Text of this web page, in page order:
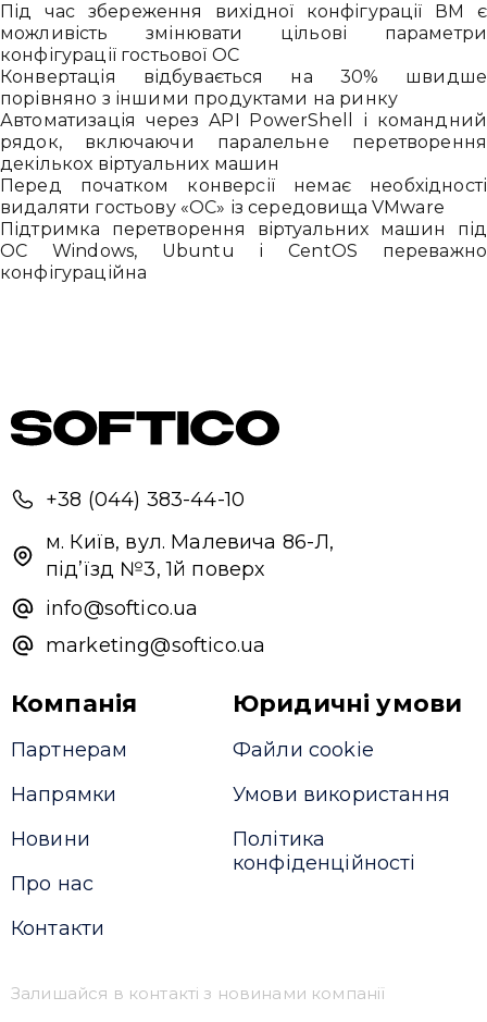
Під час збереження вихідної конфігурації ВМ є
можливість змінювати цільові параметри
конфігурації гостьової ОС
Конвертація відбувається на 30% швидше
порівняно з іншими продуктами на ринку
Автоматизація через API PowerShell і командний
рядок, включаючи паралельне перетворення
декількох віртуальних машин
Перед початком конверсії немає необхідності
видаляти гостьову «ОС» із середовища VMware
Підтримка перетворення віртуальних машин під
ОС Windows, Ubuntu і CentOS переважно
конфігураційна
+38 (044) 383-44-10
м. Київ, вул. Малевича 86-Л,
під’їзд №3, 1й поверх
info@softico.ua
marketing@softico.ua
Компанія
Партнерам
Напрямки
Новини
Про нас
Контакти
Юридичні умови
Файли cookie
Умови використання
Політика
конфіденційності
Залишайся в контакті з новинами компанії
Привіт 👋, чим тобі допомогти?
Ми зазвичай відповідаємо дуже швидко